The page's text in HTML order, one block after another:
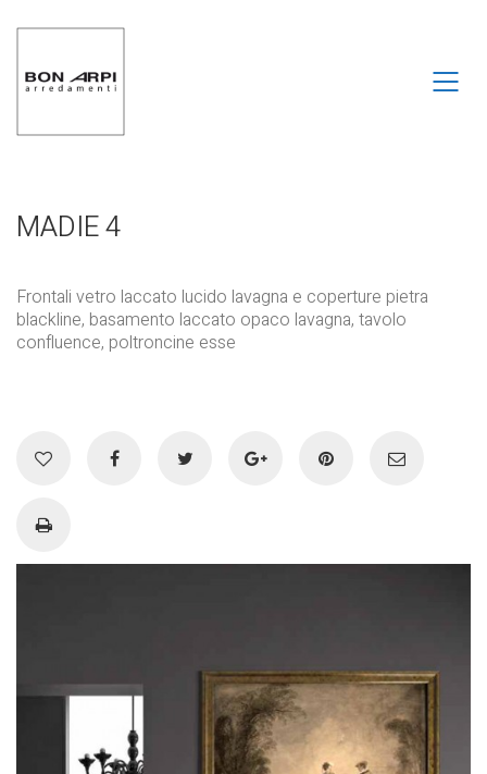
MADIE 4
Frontali vetro laccato lucido lavagna e coperture pietra
blackline, basamento laccato opaco lavagna, tavolo
confluence, poltroncine esse